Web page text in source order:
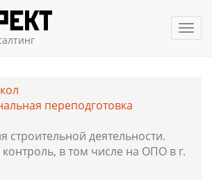
переподготовка
строительной деятельности.
в том числе на ОПО в г.